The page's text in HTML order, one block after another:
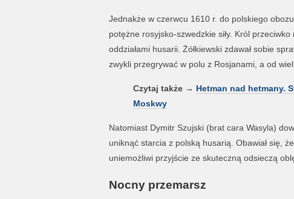
Jednakże w czerwcu 1610 r. do polskiego
potężne rosyjsko-szwedzkie siły. Król
oddziałami husarii. Żółkiewski zdawał sobie
zwykli przegrywać w polu z Rosjanami, a od
Czytaj także→ Hetman nad hetmany.
Moskwy
Natomiast Dymitr Szujski (brat cara Wasyla)
uniknąć starcia z polską husarią. Obawiał się,
uniemożliwi przyjście ze skuteczną odsieczą
Nocny przemarsz